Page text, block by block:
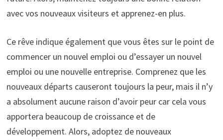
avec vos nouveaux visiteurs et apprenez-en plus.
Ce rêve indique également que vous êtes sur le point de
commencer un nouvel emploi ou d’essayer un nouvel
emploi ou une nouvelle entreprise. Comprenez que les
nouveaux départs causeront toujours la peur, mais il n’y
a absolument aucune raison d’avoir peur car cela vous
apportera beaucoup de croissance et de
développement. Alors, adoptez de nouveaux